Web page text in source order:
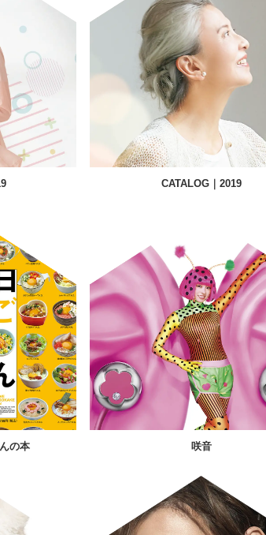
CATALOG｜2019
の本 咲音